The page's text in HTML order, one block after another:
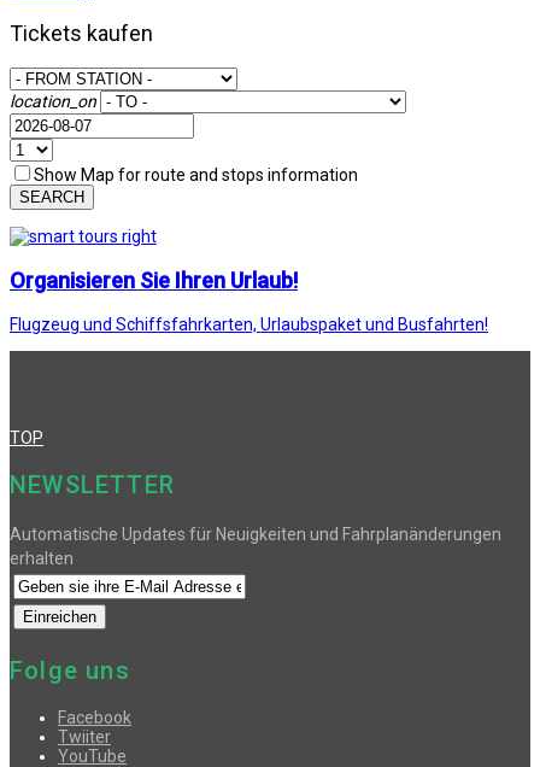
Tickets kaufen
location_on
Show Map for route and stops information
SEARCH
Organisieren Sie Ihren Urlaub!
Flugzeug und Schiffsfahrkarten, Urlaubspaket und Busfahrten!
TOP
NEWSLETTER
Automatische Updates für Neuigkeiten und Fahrplanänderungen
erhalten
Folge uns
Facebook
Twiiter
YouTube